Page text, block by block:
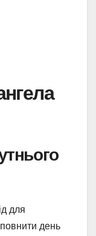
для
день